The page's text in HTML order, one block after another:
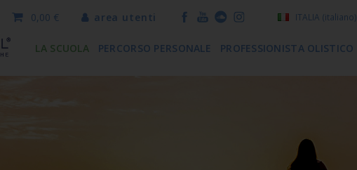
ITALIA (italiano)
area utenti
0,00 €
LA SCUOLA PERCORSO PERSONALE PROFESSIONISTA OLISTICO